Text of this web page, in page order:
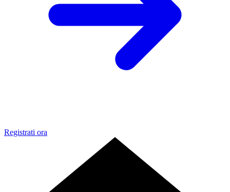
Registrati ora